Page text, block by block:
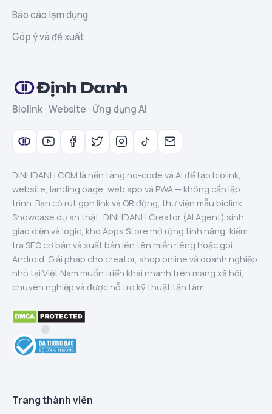
Báo cáo lạm dụng
Góp ý và đề xuất
Định Danh
Biolink · Website · Ứng dụng AI
DINHDANH.COM là nền tảng no-code và AI để tạo biolink,
website, landing page, web app và PWA — không cần lập
trình. Bạn có rút gọn link và QR động, thư viện mẫu biolink,
Showcase dự án thật, DINHDANH Creator (AI Agent) sinh
giao diện và logic, kho Apps Store mở rộng tính năng, kiểm
tra SEO cơ bản và xuất bản lên tên miền riêng hoặc gói
Android. Giải pháp cho creator, shop online và doanh nghiệp
nhỏ tại Việt Nam muốn triển khai nhanh trên mạng xã hội,
chuyên nghiệp và được hỗ trợ kỹ thuật tận tâm.
Trang thành viên